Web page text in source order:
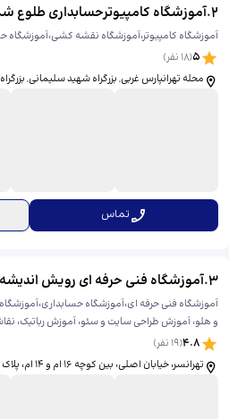
2
.آموزشگاه کامپیوترحسابداری
آموزشگاه کامپیوتر،آموزشگاه نقشه کشی،آموزشگاه
5
(
18 نفر)
محله تهرانپارس غربی, بزرگراه شهید سلیمانی,
تماس
3
.آموزشگاه فنی حرفه ای رویش اندیشه
آموزشگاه فنی حرفه ای،آموزشگاه
و هلو، آموزش طراحی سایت و سئو، آموزش رباتیک،
4.8
(
19 نفر)
تهرانسر، خیابان اصلی، بین کوچه ۱۶ ام و ۱۴ ام، پلاک ۱۲9، واحد ۵، ​طبقه دوم، واحد 5